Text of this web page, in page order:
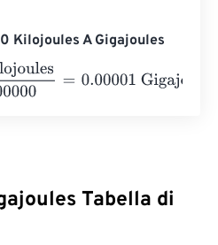
Kilojoules A Gigajoules
1000000 0.00001 Gigajoules
Tabella di